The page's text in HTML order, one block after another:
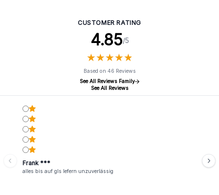
CUSTOMER RATING
4.85/5
★★★★★
★★★★★
Based on 46 Reviews
See All Reviews Family
See All Reviews
Frank ***
alles bis auf gls lefern unzuverlässig